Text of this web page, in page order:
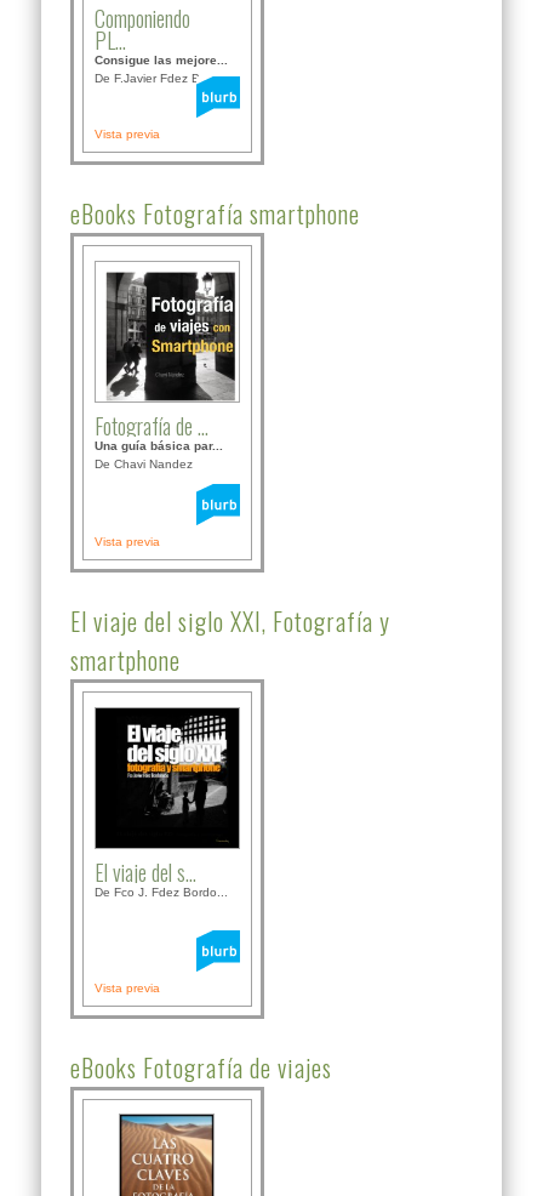
Componiendo
PL...
Consigue las mejore...
De F.Javier Fdez Bor...
Vista previa
eBooks Fotografía smartphone
Fotografía de ...
Una guía básica par...
De Chavi Nandez
Vista previa
El viaje del siglo XXI, Fotografía y
smartphone
El viaje del s...
De Fco J. Fdez Bordo...
Vista previa
eBooks Fotografía de viajes